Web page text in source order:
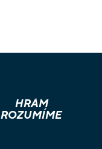
HRÁM
ROZUMÍME